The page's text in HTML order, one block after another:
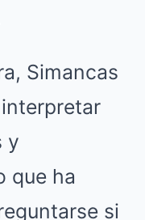
Simancas
y
que ha
si